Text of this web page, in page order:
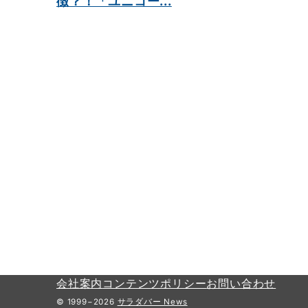
会社案内 コンテンツポリシーお問い合わせ
© 1999−2026 サラダバー News